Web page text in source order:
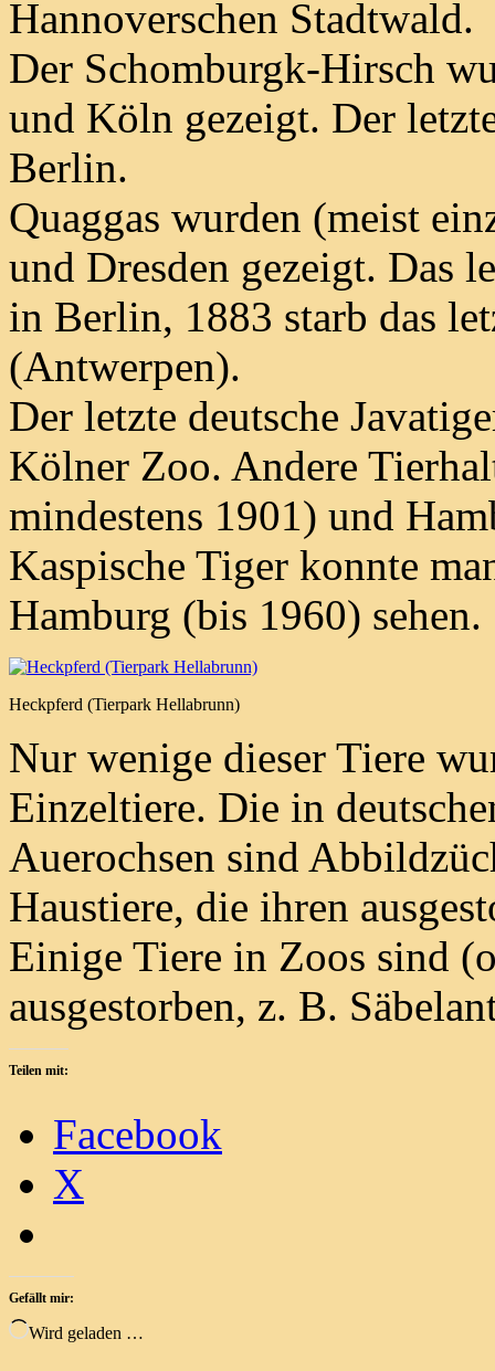
Hannoverschen Stadtwald.
Der Schomburgk-Hirsch
und Köln gezeigt. Der
Berlin.
Quaggas wurden (meist
und Dresden gezeigt. Das
in Berlin, 1883 starb das
(Antwerpen).
Der letzte deutsche
Kölner Zoo. Andere
mindestens 1901) und
Kaspische Tiger konnte
Hamburg (bis 1960) sehen.
Heckpferd (Tierpark Hellabrunn)
Nur wenige dieser Tiere
Einzeltiere. Die in
Auerochsen sind
Haustiere, die ihren
Einige Tiere in Zoos sind
ausgestorben, z. B.
Teilen mit:
Facebook
X
Gefällt mir:
Wird geladen …